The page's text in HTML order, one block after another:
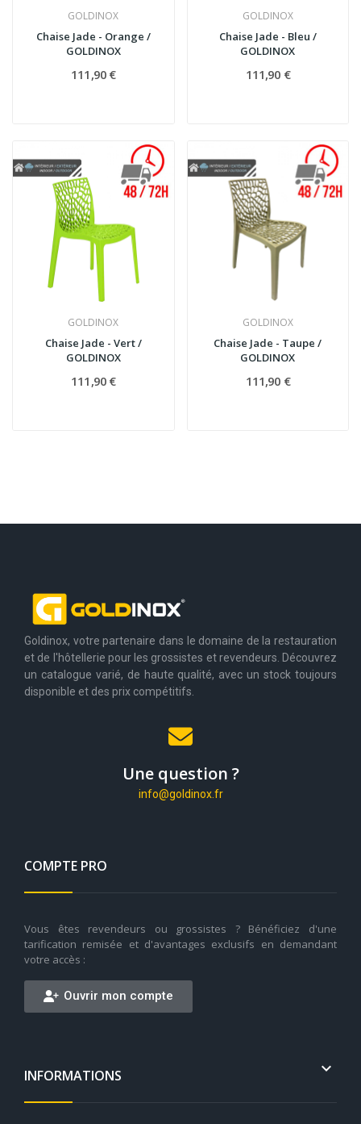
GOLDINOX
Chaise Jade - Orange /
GOLDINOX
111,90 €
GOLDINOX
Chaise Jade - Bleu /
GOLDINOX
111,90 €
GOLDINOX
Chaise Jade - Vert /
GOLDINOX
111,90 €
GOLDINOX
Chaise Jade - Taupe /
GOLDINOX
111,90 €
Goldinox, votre partenaire dans le domaine de la restauration
et de l'hôtellerie pour les grossistes et revendeurs. Découvrez
un catalogue varié, de haute qualité, avec un stock toujours
disponible et des prix compétitifs.
Une question ?
info@goldinox.fr
COMPTE PRO
Vous êtes revendeurs ou grossistes ? Bénéficiez d'une
tarification remisée et d'avantages exclusifs en demandant
votre accès :
Ouvrir mon compte
INFORMATIONS 